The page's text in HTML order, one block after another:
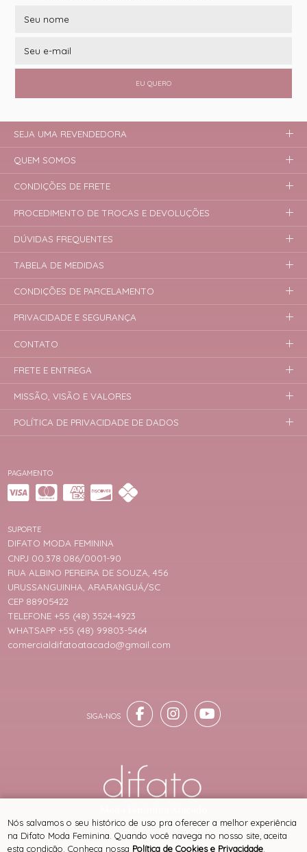
EU QUERO
PAGAMENTO
SUPORTE
DIFATO MODA FEMININA
CNPJ 00.378.086/0001-90
RUA ALBINO PEREIRA DE SOUZA, 456
URUSSANGUINHA, ARARANGUÁ/SC
CEP 88905422
TELEFONE +55 (48) 3524-4923
WHATSAPP +55 (48) 99803-5464
comercialdifatoatacado@gmail.com
SEJA UMA REVENDEDORA
QUEM SOMOS
CONDIÇÕES DE FRETE
PROCEDIMENTO DE TROCAS E DEVOLUÇÕES
DÚVIDAS FREQUENTES
TABELA DE MEDIDAS
CONDIÇÕES DE PARCELAMENTO
PRIVACIDADE E SEGURANÇA
CONTATO
FRETE E ENTREGA
MISSÃO, VISÃO E VALORES
POLÍTICA DE PRIVACIDADE DE DADOS
® TODOS DIREITOS RESERVADOS
Nós salvamos o seu histórico de uso pra oferecer a melhor experiência
na Difato Moda Feminina. Quando você navega no nosso site, aceita
esta condição. Conheça nossa Política de Cookies e Privacidade